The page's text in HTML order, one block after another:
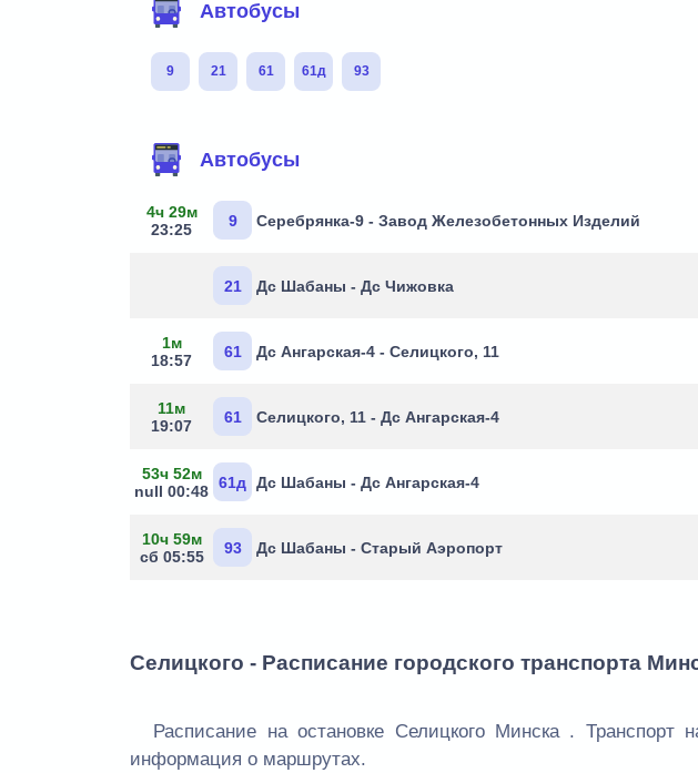
Автобусы
9 21 61 61д 93
Автобусы
4ч 29м
23:25
9 Серебрянка-9 - Завод Железобетонных Изделий
21 Дс Шабаны - Дс Чижовка
1м
18:57
61 Дс Ангарская-4 - Селицкого, 11
11м
19:07
61 Селицкого, 11 - Дс Ангарская-4
53ч 52м
null 00:48 61д Дс Шабаны - Дс Ангарская-4
10ч 59м
сб 05:55
93 Дс Шабаны - Старый Аэропорт
Селицкого - Расписание городского транспорта
Расписание на остановке Селицкого Минска . Транспорт
информация о маршрутах.